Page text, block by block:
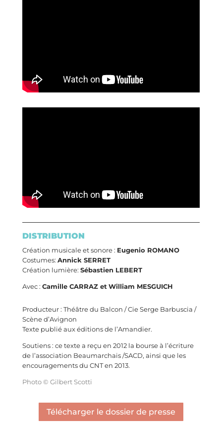
DISTRIBUTION
Création musicale et sonore : Eugenio ROMANO
Costumes: Annick SERRET
Création lumière: Sébastien LEBERT
Avec : Camille CARRAZ et William MESGUICH
Producteur : Théâtre du Balcon / Cie Serge Barbuscia /
Scène d’Avignon
Texte publié aux éditions de l’Amandier.
Soutiens : ce texte a reçu en 2012 la bourse à l’écriture
de l’association Beaumarchais /SACD, ainsi que les
encouragements du CNT en 2013.
Photo © Gilbert Scotti
Télécharger le dossier de presse